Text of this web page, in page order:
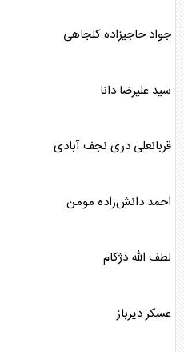
جواد حاجیزاده کلجاهی
سید علیرضا دانا
قربانعلی دری نجف آبادی
احمد دانش‌زاده مومن
لطف الله دژکام
عسکر دیرباز